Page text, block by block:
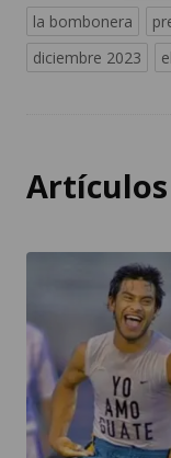
la bombonera
diciembre 2023